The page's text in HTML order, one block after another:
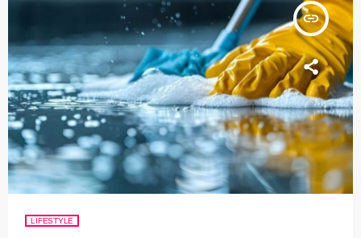
insert_link
LIFESTYLE